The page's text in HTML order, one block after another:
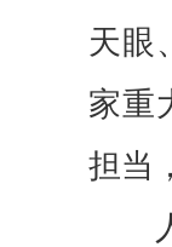
天眼
家重
担当